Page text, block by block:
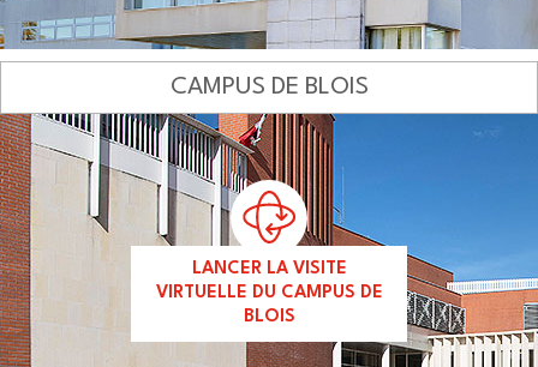
CAMPUS DE BLOIS
LANCER LA VISITE
VIRTUELLE DU CAMPUS DE
BLOIS